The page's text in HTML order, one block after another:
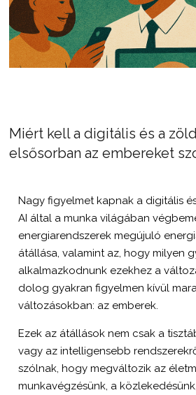
Miért kell a digitális és a
elsősorban az embereket
Nagy figyelmet kapnak a digitális
AI által a munka világában
energiarendszerek megújuló
átállása, valamint az, hogy milyen
alkalmazkodnunk ezekhez a
dolog gyakran figyelmen kívül
változásokban: az emberek.
Ezek az átállások nem csak a
vagy az intelligensebb
szólnak, hogy megváltozik az
munkavégzésünk, a